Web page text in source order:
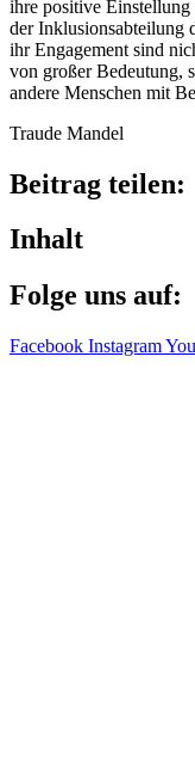
ihre posi­tive Einstel­lung
der Inklu­si­ons­ab­tei­lung
ihr Enga­ge­ment sind
von großer Bedeu­tung,
andere Menschen mit
Traude Mandel
Beitrag teilen:
Inhalt
Folge uns auf:
Facebook Instagram